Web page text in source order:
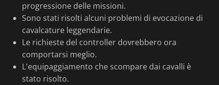
progressione delle missioni.
Sono stati risolti alcuni problemi di evocazione di
cavalcature leggendarie.
Le richieste del controller dovrebbero ora
comportarsi meglio.
L'equipaggiamento che scompare dai cavalli è
stato risolto.